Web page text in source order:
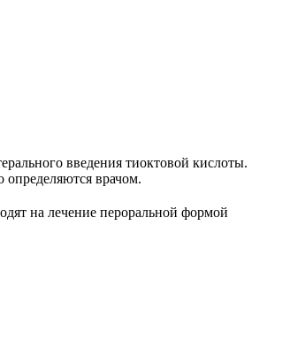
введения тиоктовой кислоты.
врачом.
на лечение пероральной формой